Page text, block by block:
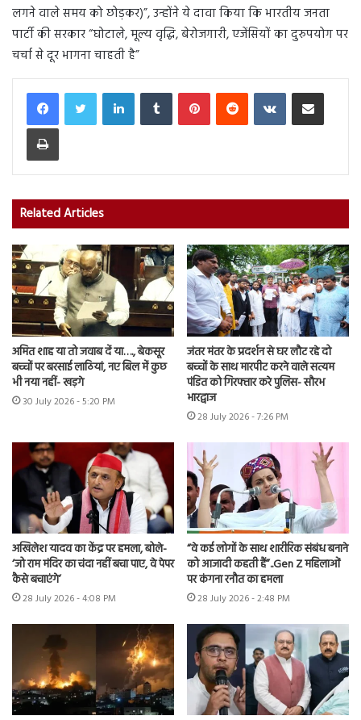
लगने वाले समय को छोड़कर)”, उन्होंने ये दावा किया कि भारतीय जनता
पार्टी की सरकार “घोटाले, मूल्य वृद्धि, बेरोजगारी, एजेंसियों का दुरुपयोग पर
चर्चा से दूर भागना चाहती है”
LinkedInTumblr PinterestReddit VKontakteShare via Email
Print
Related Articles
अमित शाह या तो जवाब दें या…., बेकसूर
बच्चों पर बरसाई लाठियां, नए बिल में कुछ
भी नया नहीं- खड़गे
30 July 2026 - 5:20 PM
जंतर मंतर के प्रदर्शन से घर लौट रहे दो
बच्चों के साथ मारपीट करने वाले सत्यम
पंडित को गिरफ्तार करे पुलिस- सौरभ
भारद्वाज
28 July 2026 - 7:26 PM
अखिलेश यादव का केंद्र पर हमला, बोले-
‘जो राम मंदिर का चंदा नहीं बचा पाए, वे पेपर
कैसे बचाएंगे’
28 July 2026 - 4:08 PM
“वे कई लोगों के साथ शारीरिक संबंध बनाने
को आजादी कहती हैं”..Gen Z महिलाओं
पर कंगना रनौत का हमला
28 July 2026 - 2:48 PM